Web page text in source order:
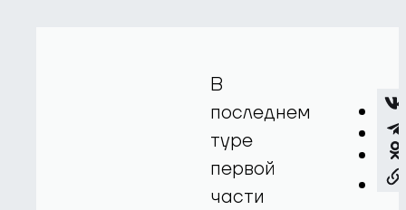
В
последнем
туре
первой
части